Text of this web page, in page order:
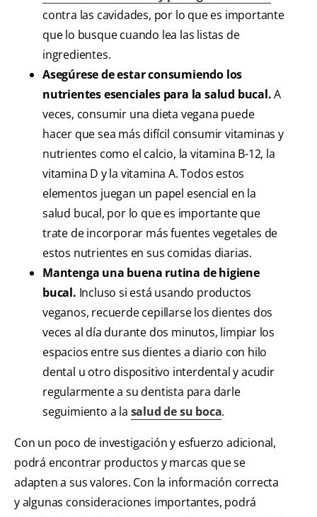
contra las cavidades, por lo que es importante
que lo busque cuando lea las listas de
ingredientes.
Asegúrese de estar consumiendo los
nutrientes esenciales para la salud bucal.A
veces, consumir una dieta vegana puede
hacer que sea más difícil consumir vitaminas y
nutrientes como el calcio, la vitamina B-12, la
vitamina D y la vitamina A. Todos estos
elementos juegan un papel esencial en la
salud bucal, por lo que es importante que
trate de incorporar más fuentes vegetales de
estos nutrientes en sus comidas diarias.
Mantenga una buena rutina de higiene
bucal. Incluso si está usando productos
veganos, recuerde cepillarse los dientes dos
veces al día durante dos minutos, limpiar los
espacios entre sus dientes a diario con hilo
dental u otro dispositivo interdental y acudir
regularmente a su dentista para darle
seguimiento a la salud de su boca.
Con un poco de investigación y esfuerzo adicional,
podrá encontrar productos y marcas que se
adapten a sus valores. Con la información correcta
y algunas consideraciones importantes, podrá